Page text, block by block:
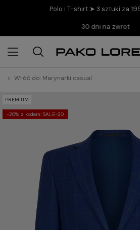
Polo i T-shirt ➤ 3 sztuki za
Kup teraz i zapłać do 30
Wróć do: Marynarki casual
PREMIUM
-20% z kodem: SALE-20